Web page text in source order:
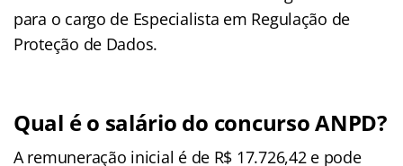
para o cargo de Especialista em Regulação de
Proteção de Dados.
Qual é o salário do concurso ANPD?
A remuneração inicial é de R$ 17.726,42 e pode